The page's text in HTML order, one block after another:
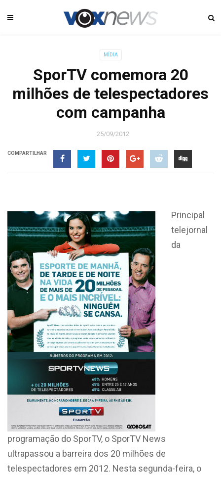
MÍDIA
SporTV comemora 20
milhões de telespectadores
com campanha
25/09/2012
COMPARTILHAR
Principal
telejornal
da
programação do SporTV, o SporTV News
ultrapassou a barreira dos 20 milhões de
telespectadores em 2012. Nesta segunda-feira, o